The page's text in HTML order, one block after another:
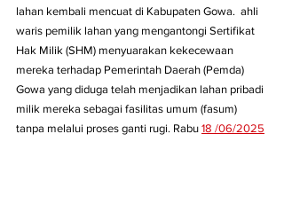
lahan kembali mencuat di Kabupaten Gowa.  ahli
waris pemilik lahan yang mengantongi Sertifikat
Hak Milik (SHM) menyuarakan kekecewaan
mereka terhadap Pemerintah Daerah (Pemda)
Gowa yang diduga telah menjadikan lahan pribadi
milik mereka sebagai fasilitas umum (fasum)
tanpa melalui proses ganti rugi. Rabu 18 /06/2025